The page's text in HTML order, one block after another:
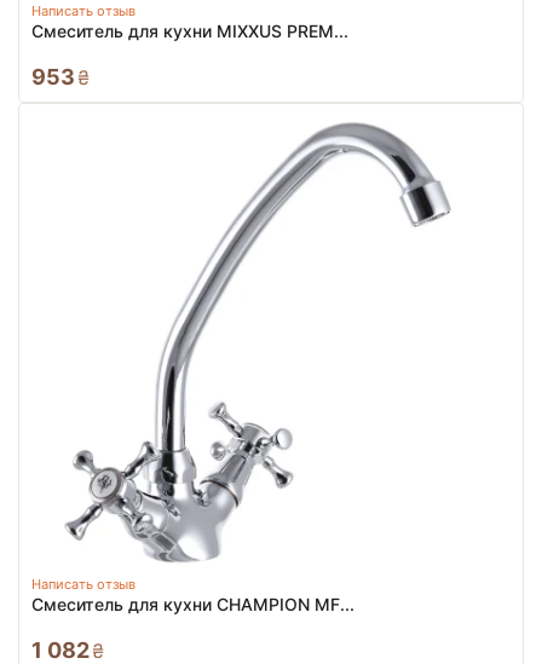
Написать отзыв
Смеситель для кухни MIXXUS PREM...
953 ₴
Написать отзыв
Смеситель для кухни CHAMPION MF...
1 082₴